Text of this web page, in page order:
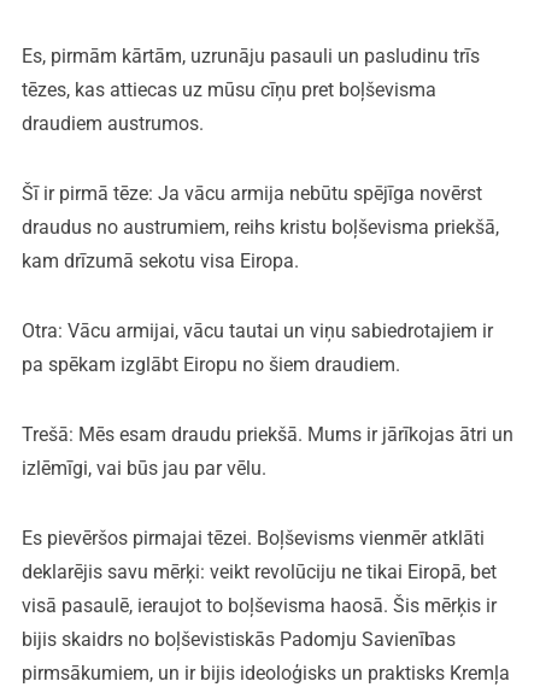
Es, pirmām kārtām, uzrunāju pasauli un pasludinu trīs
tēzes, kas attiecas uz mūsu cīņu pret boļševisma
draudiem austrumos.
Šī ir pirmā tēze: Ja vācu armija nebūtu spējīga novērst
draudus no austrumiem, reihs kristu boļševisma priekšā,
kam drīzumā sekotu visa Eiropa.
Otra: Vācu armijai, vācu tautai un viņu sabiedrotajiem ir
pa spēkam izglābt Eiropu no šiem draudiem.
Trešā: Mēs esam draudu priekšā. Mums ir jārīkojas ātri un
izlēmīgi, vai būs jau par vēlu.
Es pievēršos pirmajai tēzei. Boļševisms vienmēr atklāti
deklarējis savu mērķi: veikt revolūciju ne tikai Eiropā, bet
visā pasaulē, ieraujot to boļševisma haosā. Šis mērķis ir
bijis skaidrs no boļševistiskās Padomju Savienības
pirmsākumiem, un ir bijis ideoloģisks un praktisks Kremļa